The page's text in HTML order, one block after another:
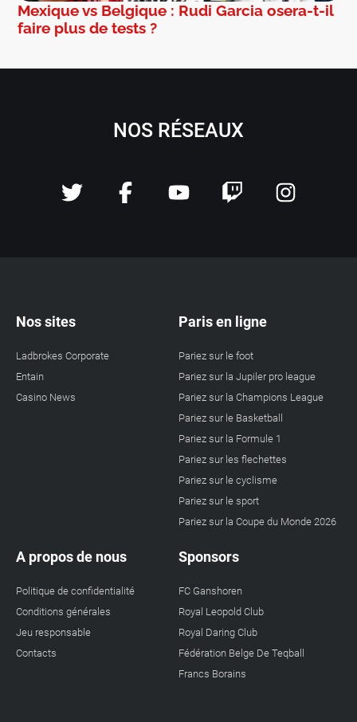
Mexique vs Belgique : Rudi Garcia osera-t-il
faire plus de tests ?
NOS RÉSEAUX
Nos sites
Ladbrokes Corporate
Entain
Casino News
Paris en ligne
Pariez sur le foot
Pariez sur la Jupiler pro league
Pariez sur la Champions League
Pariez sur le Basketball
Pariez sur la Formule 1
Pariez sur les flechettes
Pariez sur le cyclisme
Pariez sur le sport
Pariez sur la Coupe du Monde 2026
A propos de nous
Politique de confidentialité
Conditions générales
Jeu responsable
Contacts
Sponsors
FC Ganshoren
Royal Leopold Club
Royal Daring Club
Fédération Belge De Teqball
Francs Borains